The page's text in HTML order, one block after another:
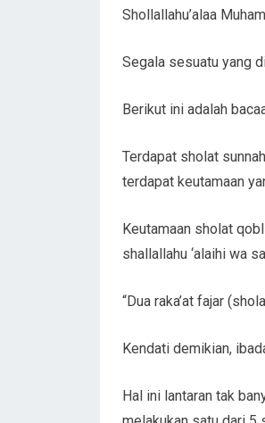
Shollallahu’alaa
Segala sesuatu yang
Berikut ini adalah
Terdapat sholat
terdapat keutamaan
Keutamaan sholat
shallallahu ‘alaihi wa
“Dua raka’at fajar
Kendati demikian,
Hal ini lantaran tak